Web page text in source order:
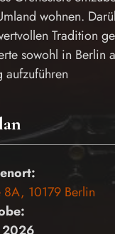
wohnen.
Tradition
sowohl in Berlin
aufzuführen
8A, 10179 Berlin